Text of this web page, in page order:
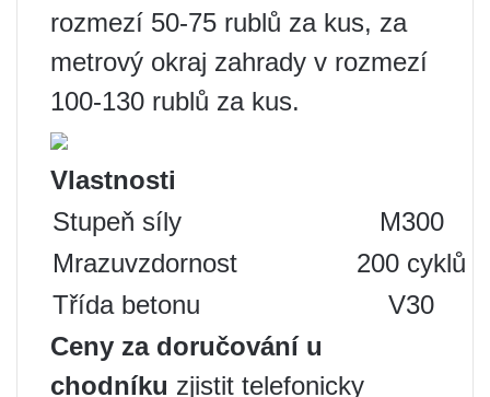
rozmezí 50-75 rublů za kus, za
metrový okraj zahrady v rozmezí
100-130 rublů za kus.
Vlastnosti
Stupeň síly
M300
Mrazuvzdornost
200 cyklů
Třída betonu
V30
Ceny za doručování u
chodníku zjistit telefonicky